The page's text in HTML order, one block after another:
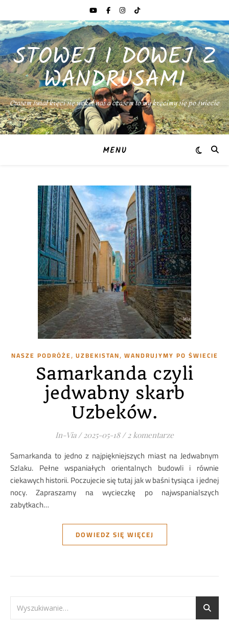
STOWEJ I DOWEJ Z
WANDRUSAMI
Czasem świat kręci się wokół nas a czasem to my kręcimy się po świecie
MENU
NASZE PODRÓŻE, UZBEKISTAN, WANDRUJYMY PO ŚWIECIE
Samarkanda czyli
jedwabny skarb
Uzbeków.
In-Via / 2025-05-18 / 2 komentarze
Samarkanda to jedno z najpiękniejszych miast na Jedwabnym
Szlaku. Pełne wspaniałych orientalnych budowli i równie
ciekawych historii. Poczujecie się tutaj jak w baśni tysiąca i jednej
nocy. Zapraszamy na wycieczkę po najwspanialszych
zabytkach…
DOWIEDZ SIĘ WIĘCEJ